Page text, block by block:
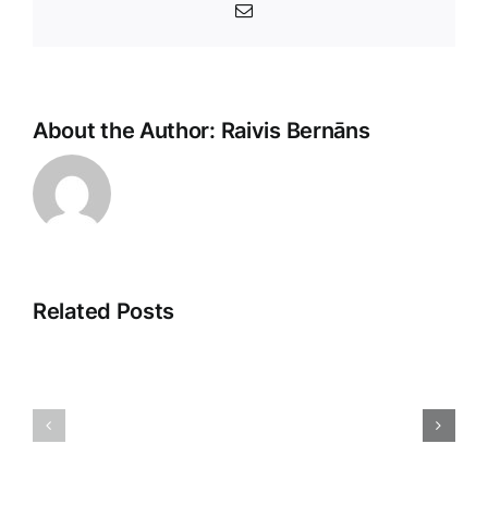
E-
About the Author: Raivis Bernāns
Related Posts
2025:
Nākotnes